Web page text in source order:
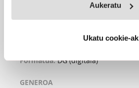
Aukeratu
Ukatu cookie-ak
2022 - Run Down Music
(Hitzak: Odik-Musika: Carl Watermark)
Formatua:DG (digitala)
GENEROA